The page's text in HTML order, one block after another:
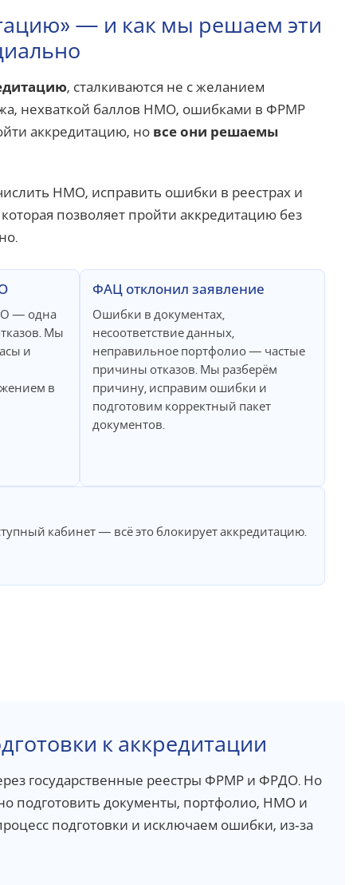
— и как мы решаем эти
, сталкиваются не с желанием
нехваткой баллов НМО, ошибками в ФРМР
аккредитацию, но все они решаемы
НМО, исправить ошибки в реестрах и
позволяет пройти аккредитацию без
— одна
Мы
и
в
ФАЦ отклонил заявление
Ошибки в документах,
несоответствие данных,
неправильное портфолио — частые
причины отказов. Мы разберём
причину, исправим ошибки и
подготовим корректный пакет
документов.
кабинет — всё это блокирует аккредитацию.
к аккредитации
государственные реестры ФРМР и ФРДО. Но
подготовить документы, портфолио, НМО и
подготовки и исключаем ошибки, из‑за